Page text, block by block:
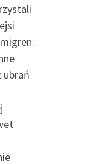
ubrań